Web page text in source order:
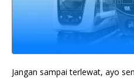
Jangan sampai terlewat, ayo